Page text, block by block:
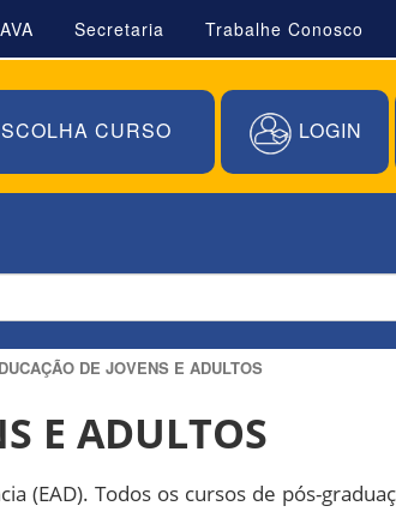
Secretaria Trabalhe Conosco
CURSO LOGIN
DE JOVENS E ADULTOS
E ADULTOS
(EAD). Todos os cursos de pós-